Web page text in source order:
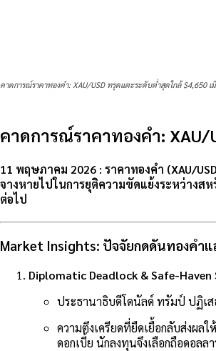
คาดการณ์ราคาทองคำ: XAU/USD ทรุดแตะระดับต่ำสุดใกล้ $4,650
คาดการณ์ราคาทองคำ: XAU/
11 พฤษภาคม 2026 : ราคาทองคำ (XAU/
จางหายไปในการยุติความขัดแย้งระหว่างส
ต่อไป
Market Insights: ปัจจัยกดดันทองคำ
Diplomatic Deadlock & Safe-
ประธานาธิบดีโดนัลด์ ทรัมป์ ปฏิเ
ความตึงเครียดที่ยืดเยื้อกลับส่งผลให้
ดอกเบี้ย นักลงทุนจึงเลือกถือดอล